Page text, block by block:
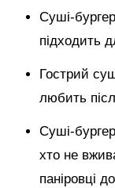
Суші-
підходить
Гострий
любить
Суші-
хто не
паніровці